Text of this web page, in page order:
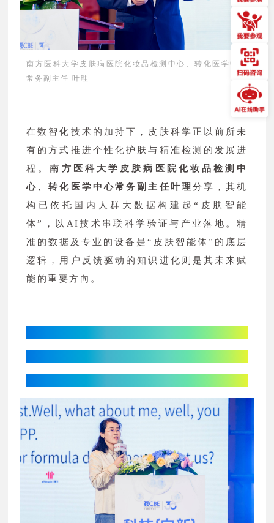
南方医科大学皮肤病医院化妆品检测中心、转化医学中心
常务副主任 叶理
在数智化技术的加持下，皮肤科学正以前所未
有的方式推进个性化护肤与精准检测的发展进
程。南方医科大学皮肤病医院化妆品检测中
心、转化医学中心常务副主任叶理分享，其机
构已依托国内人群大数据构建起“皮肤智能
体”，以AI技术串联科学验证与产业落地。精
准的数据及专业的设备是“皮肤智能体”的底层
逻辑，用户反馈驱动的知识进化则是其未来赋
能的重要方向。